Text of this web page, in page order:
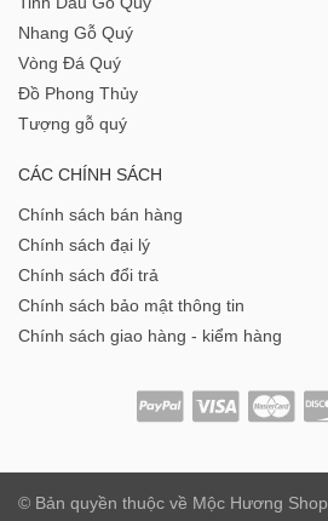
Nhang Gỗ Quý
Vòng Đá Quý
Đồ Phong Thủy
Tượng gỗ quý
CÁC CHÍNH SÁCH
Chính sách bán hàng
Chính sách đại lý
Chính sách đổi trả
Chính sách bảo mật thông tin
Chính sách giao hàng - kiểm hàng
© Bản quyền thuộc về Mộc Hương Shop